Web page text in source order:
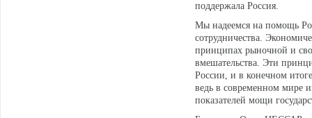
поддержала Россия.
Мы надеемся на помощь
сотрудничества.
принципах рыночной и
вмешательства. Эти
России, и в конечном
ведь в современном мире
показателей мощи